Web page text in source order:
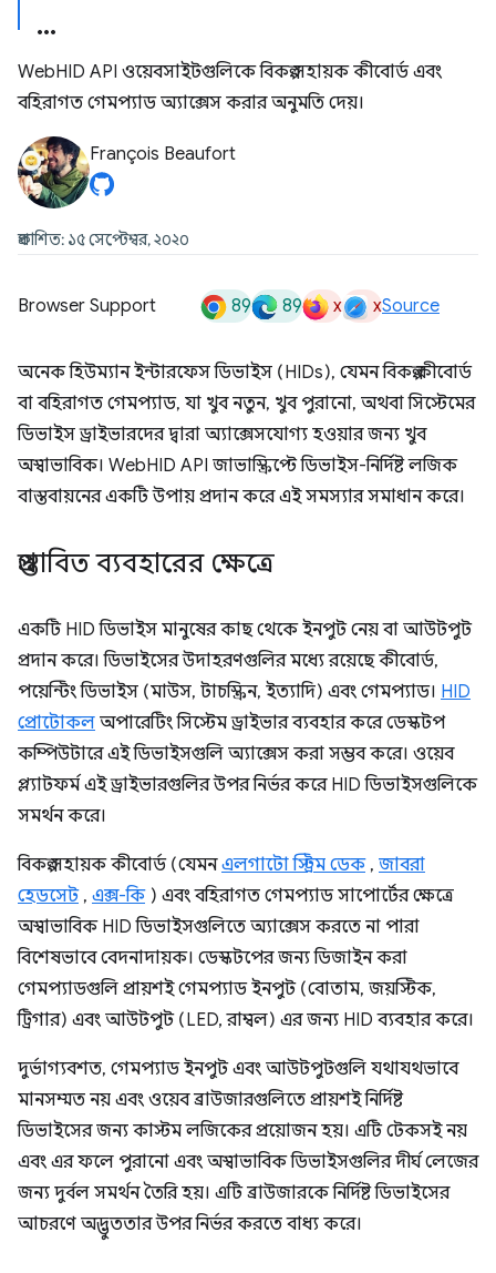
WebHID API ওয়েবসাইটগুলিকে বিকল্প সহায়ক কীবোর্ড এবং
বহিরাগত গেমপ্যাড অ্যাক্সেস করার অনুমতি দেয়।
François Beaufort
প্রকাশিত: ১৫ সেপ্টেম্বর, ২০২০
Browser Support 89 89 x xSource
অনেক হিউম্যান ইন্টারফেস ডিভাইস (HIDs), যেমন বিকল্প কীবোর্ড
বা বহিরাগত গেমপ্যাড, যা খুব নতুন, খুব পুরানো, অথবা সিস্টেমের
ডিভাইস ড্রাইভারদের দ্বারা অ্যাক্সেসযোগ্য হওয়ার জন্য খুব
অস্বাভাবিক। WebHID API জাভাস্ক্রিপ্টে ডিভাইস-নির্দিষ্ট লজিক
বাস্তবায়নের একটি উপায় প্রদান করে এই সমস্যার সমাধান করে।
প্রস্তাবিত ব্যবহারের ক্ষেত্রে
একটি HID ডিভাইস মানুষের কাছ থেকে ইনপুট নেয় বা আউটপুট
প্রদান করে। ডিভাইসের উদাহরণগুলির মধ্যে রয়েছে কীবোর্ড,
পয়েন্টিং ডিভাইস (মাউস, টাচস্ক্রিন, ইত্যাদি) এবং গেমপ্যাড। HID
প্রোটোকল অপারেটিং সিস্টেম ড্রাইভার ব্যবহার করে ডেস্কটপ
কম্পিউটারে এই ডিভাইসগুলি অ্যাক্সেস করা সম্ভব করে। ওয়েব
প্ল্যাটফর্ম এই ড্রাইভারগুলির উপর নির্ভর করে HID ডিভাইসগুলিকে
সমর্থন করে।
বিকল্প সহায়ক কীবোর্ড (যেমনএলগাটো স্ট্রিম ডেক, জাবরা
হেডসেট, এক্স-কি) এবং বহিরাগত গেমপ্যাড সাপোর্টের ক্ষেত্রে
অস্বাভাবিক HID ডিভাইসগুলিতে অ্যাক্সেস করতে না পারা
বিশেষভাবে বেদনাদায়ক। ডেস্কটপের জন্য ডিজাইন করা
গেমপ্যাডগুলি প্রায়শই গেমপ্যাড ইনপুট (বোতাম, জয়স্টিক,
ট্রিগার) এবং আউটপুট (LED, রাম্বল) এর জন্য HID ব্যবহার করে।
দুর্ভাগ্যবশত, গেমপ্যাড ইনপুট এবং আউটপুটগুলি যথাযথভাবে
মানসম্মত নয় এবং ওয়েব ব্রাউজারগুলিতে প্রায়শই নির্দিষ্ট
ডিভাইসের জন্য কাস্টম লজিকের প্রয়োজন হয়। এটি টেকসই নয়
এবং এর ফলে পুরানো এবং অস্বাভাবিক ডিভাইসগুলির দীর্ঘ লেজের
জন্য দুর্বল সমর্থন তৈরি হয়। এটি ব্রাউজারকে নির্দিষ্ট ডিভাইসের
আচরণে অদ্ভুততার উপর নির্ভর করতে বাধ্য করে।